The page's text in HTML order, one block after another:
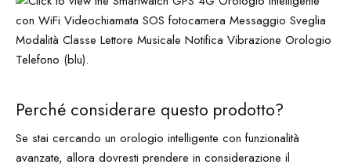
Perché considerare questo prodotto?
Se stai cercando un orologio intelligente con funzionalità
avanzate, allora dovresti prendere in considerazione il